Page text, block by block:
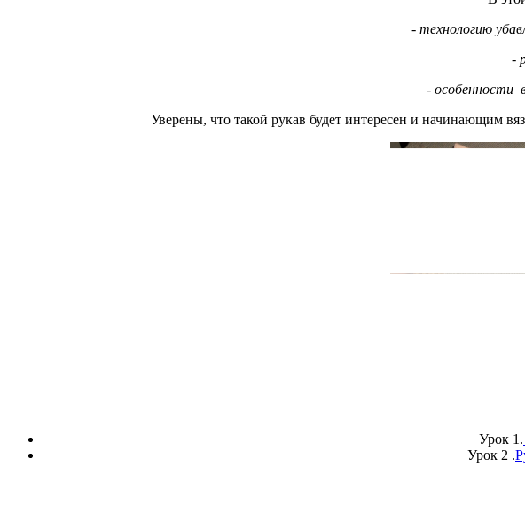
- технологию
-
- особенности
Уверены, что такой рукав будет интересен и начинающим
Урок 1.
Урок 2 .